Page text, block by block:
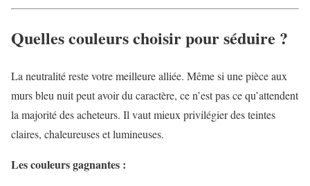
Quelles couleurs choisir pour séduire ?
La neutralité reste votre meilleure alliée. Même si une pièce aux
murs bleu nuit peut avoir du caractère, ce n’est pas ce qu’attendent
la majorité des acheteurs. Il vaut mieux privilégier des teintes
claires, chaleureuses et lumineuses.
Les couleurs gagnantes :